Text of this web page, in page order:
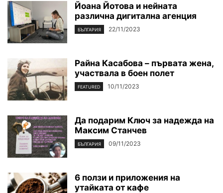
Йоана Йотова и нейната
различна дигитална агенция
БЪЛГАРИЯ 22/11/2023
Райна Касабова – първата жена,
участвала в боен полет
FEATURED 10/11/2023
Да подарим Ключ за надежда на
Максим Станчев
БЪЛГАРИЯ 09/11/2023
6 ползи и приложения на
утайката от кафе